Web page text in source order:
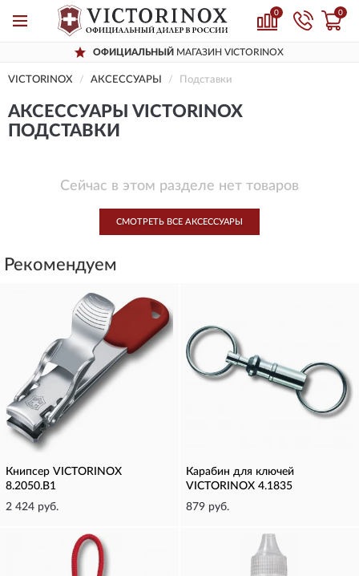
0 0
ОФИЦИАЛЬНЫЙ МАГАЗИН VICTORINOX
VICTORINOX AКСЕССУАРЫ Подставки
AКСЕССУАРЫ VICTORINOX
ПОДСТАВКИ
Сейчас в этом разделе нет товаров
СМОТРЕТЬ ВСЕ AКСЕССУАРЫ
Рекомендуем
Книпсер VICTORINOX
8.2050.B1
2 424 руб.
Карабин для ключей
VICTORINOX 4.1835
879 руб.